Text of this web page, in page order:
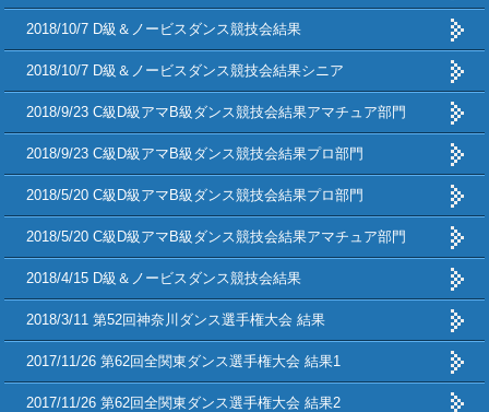
2018/10/7 D級＆ノービスダンス競技会結果
2018/10/7 D級＆ノービスダンス競技会結果シニア
2018/9/23 C級D級アマB級ダンス競技会結果アマチュア部門
2018/9/23 C級D級アマB級ダンス競技会結果プロ部門
2018/5/20 C級D級アマB級ダンス競技会結果プロ部門
2018/5/20 C級D級アマB級ダンス競技会結果アマチュア部門
2018/4/15 D級＆ノービスダンス競技会結果
2018/3/11 第52回神奈川ダンス選手権大会 結果
2017/11/26 第62回全関東ダンス選手権大会 結果1
2017/11/26 第62回全関東ダンス選手権大会 結果2